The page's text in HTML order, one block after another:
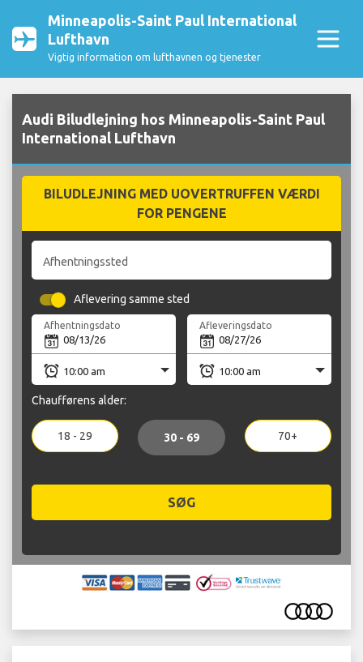
Minneapolis-Saint Paul International
Lufthavn
Vigtig information om lufthavnen og tjenester
Audi Biludlejning hos Minneapolis-Saint Paul
International Lufthavn
BILUDLEJNING MED UOVERTRUFFEN VÆRDI
FOR PENGENE
Afhentningssted
Aflevering samme sted
Afhentningsdato Afleveringsdato
Chaufførens alder:
18 - 29 30 - 69 70+
SØG